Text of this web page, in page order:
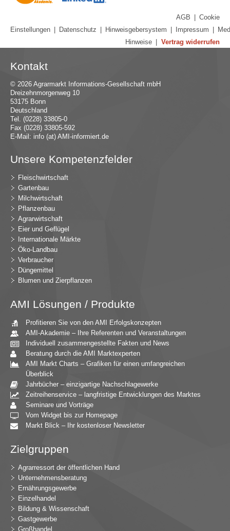
AGB
Cookie
Einstellungen
Datenschutz Hinweisgebersystem Impressum
Hinweise
Vertrag widerrufen
Kontakt
© 2026 Agrarmarkt Informations-Gesellschaft mbH
Dreizehnmorgenweg 10
53175 Bonn
Deutschland
Tel. (0228) 33805-0
Fax (0228) 33805-592
E-Mail: info (at) AMI-informiert.de
Unsere Kompetenzfelder
Fleischwirtschaft
Gartenbau
Milchwirtschaft
Pflanzenbau
Agrarwirtschaft
Eier und Geflügel
Internationale Märkte
Öko-Landbau
Verbraucher
Düngemittel
Blumen und Zierpflanzen
AMI Lösungen / Produkte
Profitieren Sie von den AMI Erfolgskonzepten
AMI-Akademie – Ihre Referenten und Veranstaltungen
Individuell zusammengestellte Fakten und News
Beratung durch die AMI Marktexperten
AMI Markt Charts – Grafiken für einen umfangreichen
Überblick
Jahrbücher – einzigartige Nachschlagewerke
Zeitreihenservice – langfristige Entwicklungen des Marktes
Seminare und Vorträge
Vom Widget bis zur Homepage
Markt Blick – Ihr kostenloser Newsletter
Zielgruppen
Agrarressort der öffentlichen Hand
Unternehmensberatung
Ernährungsgewerbe
Einzelhandel
Bildung & Wissenschaft
Gastgewerbe
Großhandel